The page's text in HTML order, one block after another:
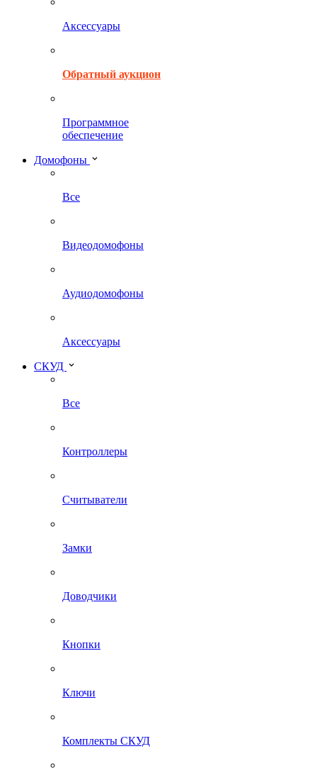
Аксессуары
Обратный аукцион
Программное
обеспечение
Домофоны
Все
Видеодомофоны
Аудиодомофоны
Аксессуары
СКУД
Все
Контроллеры
Считыватели
Замки
Доводчики
Кнопки
Ключи
Комплекты СКУД